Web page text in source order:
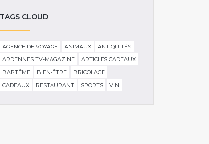
TAGS CLOUD
AGENCE DE VOYAGE ANIMAUX
ANTIQUITÉS
ARDENNES TV-MAGAZINE
ARTICLES CADEAUX
BAPTÊME
BIEN-ÊTRE
BRICOLAGE
CADEAUX
RESTAURANT SPORTS VIN